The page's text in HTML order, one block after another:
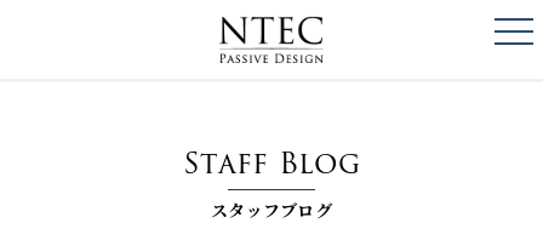
Staff Blog
スタッフブログ